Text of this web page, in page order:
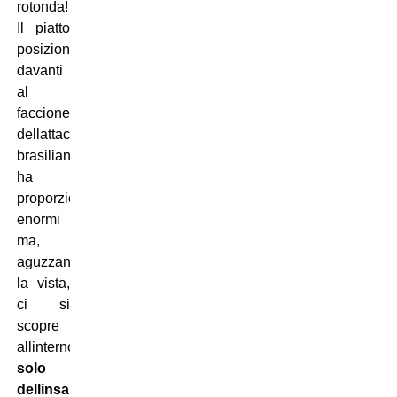
rotonda!
Il piatto
posizionato
davanti
al
faccione
dellattaccante
brasiliano
ha
proporzioni
enormi
ma,
aguzzando
la vista,
ci si
scopre
allinterno
solo
dellinsalata